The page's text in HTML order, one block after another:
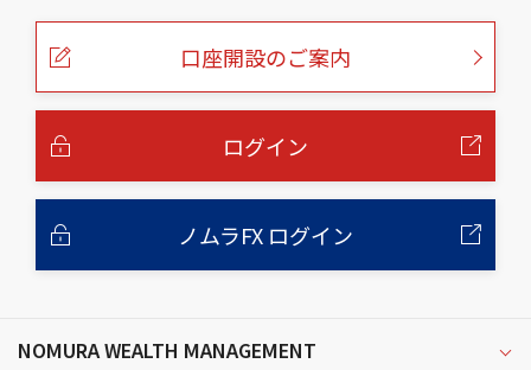
口座開設のご案内
ログイン
ノムラFX ログイン
NOMURA WEALTH MANAGEMENT